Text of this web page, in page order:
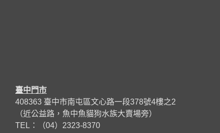
臺中門市
408363 臺中市南屯區文心路一段378號4樓之2
（近公益路，魚中魚貓狗水族大賣場旁）
TEL：（04）2323-8370